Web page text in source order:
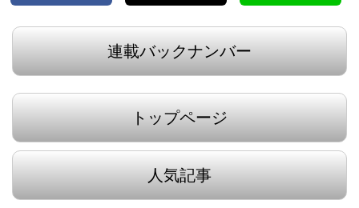
連載バックナンバー
トップページ
人気記事